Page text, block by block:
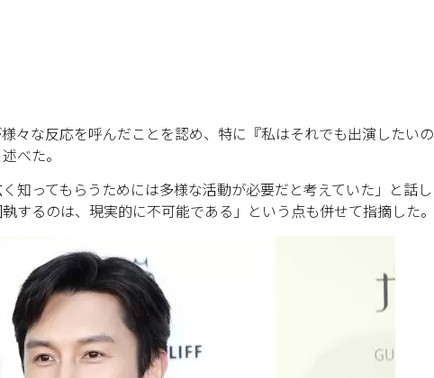
々な反応を呼んだことを認め、特に『私はそれでも出演したいの
べた。
知ってもらうためには多様な活動が必要だと考えていた」と話し
するのは、現実的に不可能である」という点も併せて指摘した。